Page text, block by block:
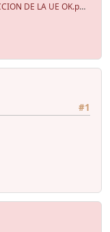
DE LA UE OK.pdf
#1